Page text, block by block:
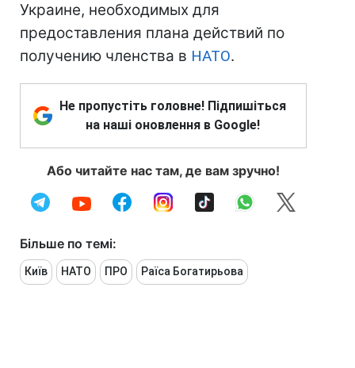
Украине, необходимых для
предоставления плана действий по
получению членства в НАТО.
Не пропустіть головне! Підпишіться
на наші оновлення в Google!
Або читайте нас там, де вам зручно!
Більше по темі:
Київ НАТО ПРО Раїса Богатирьова